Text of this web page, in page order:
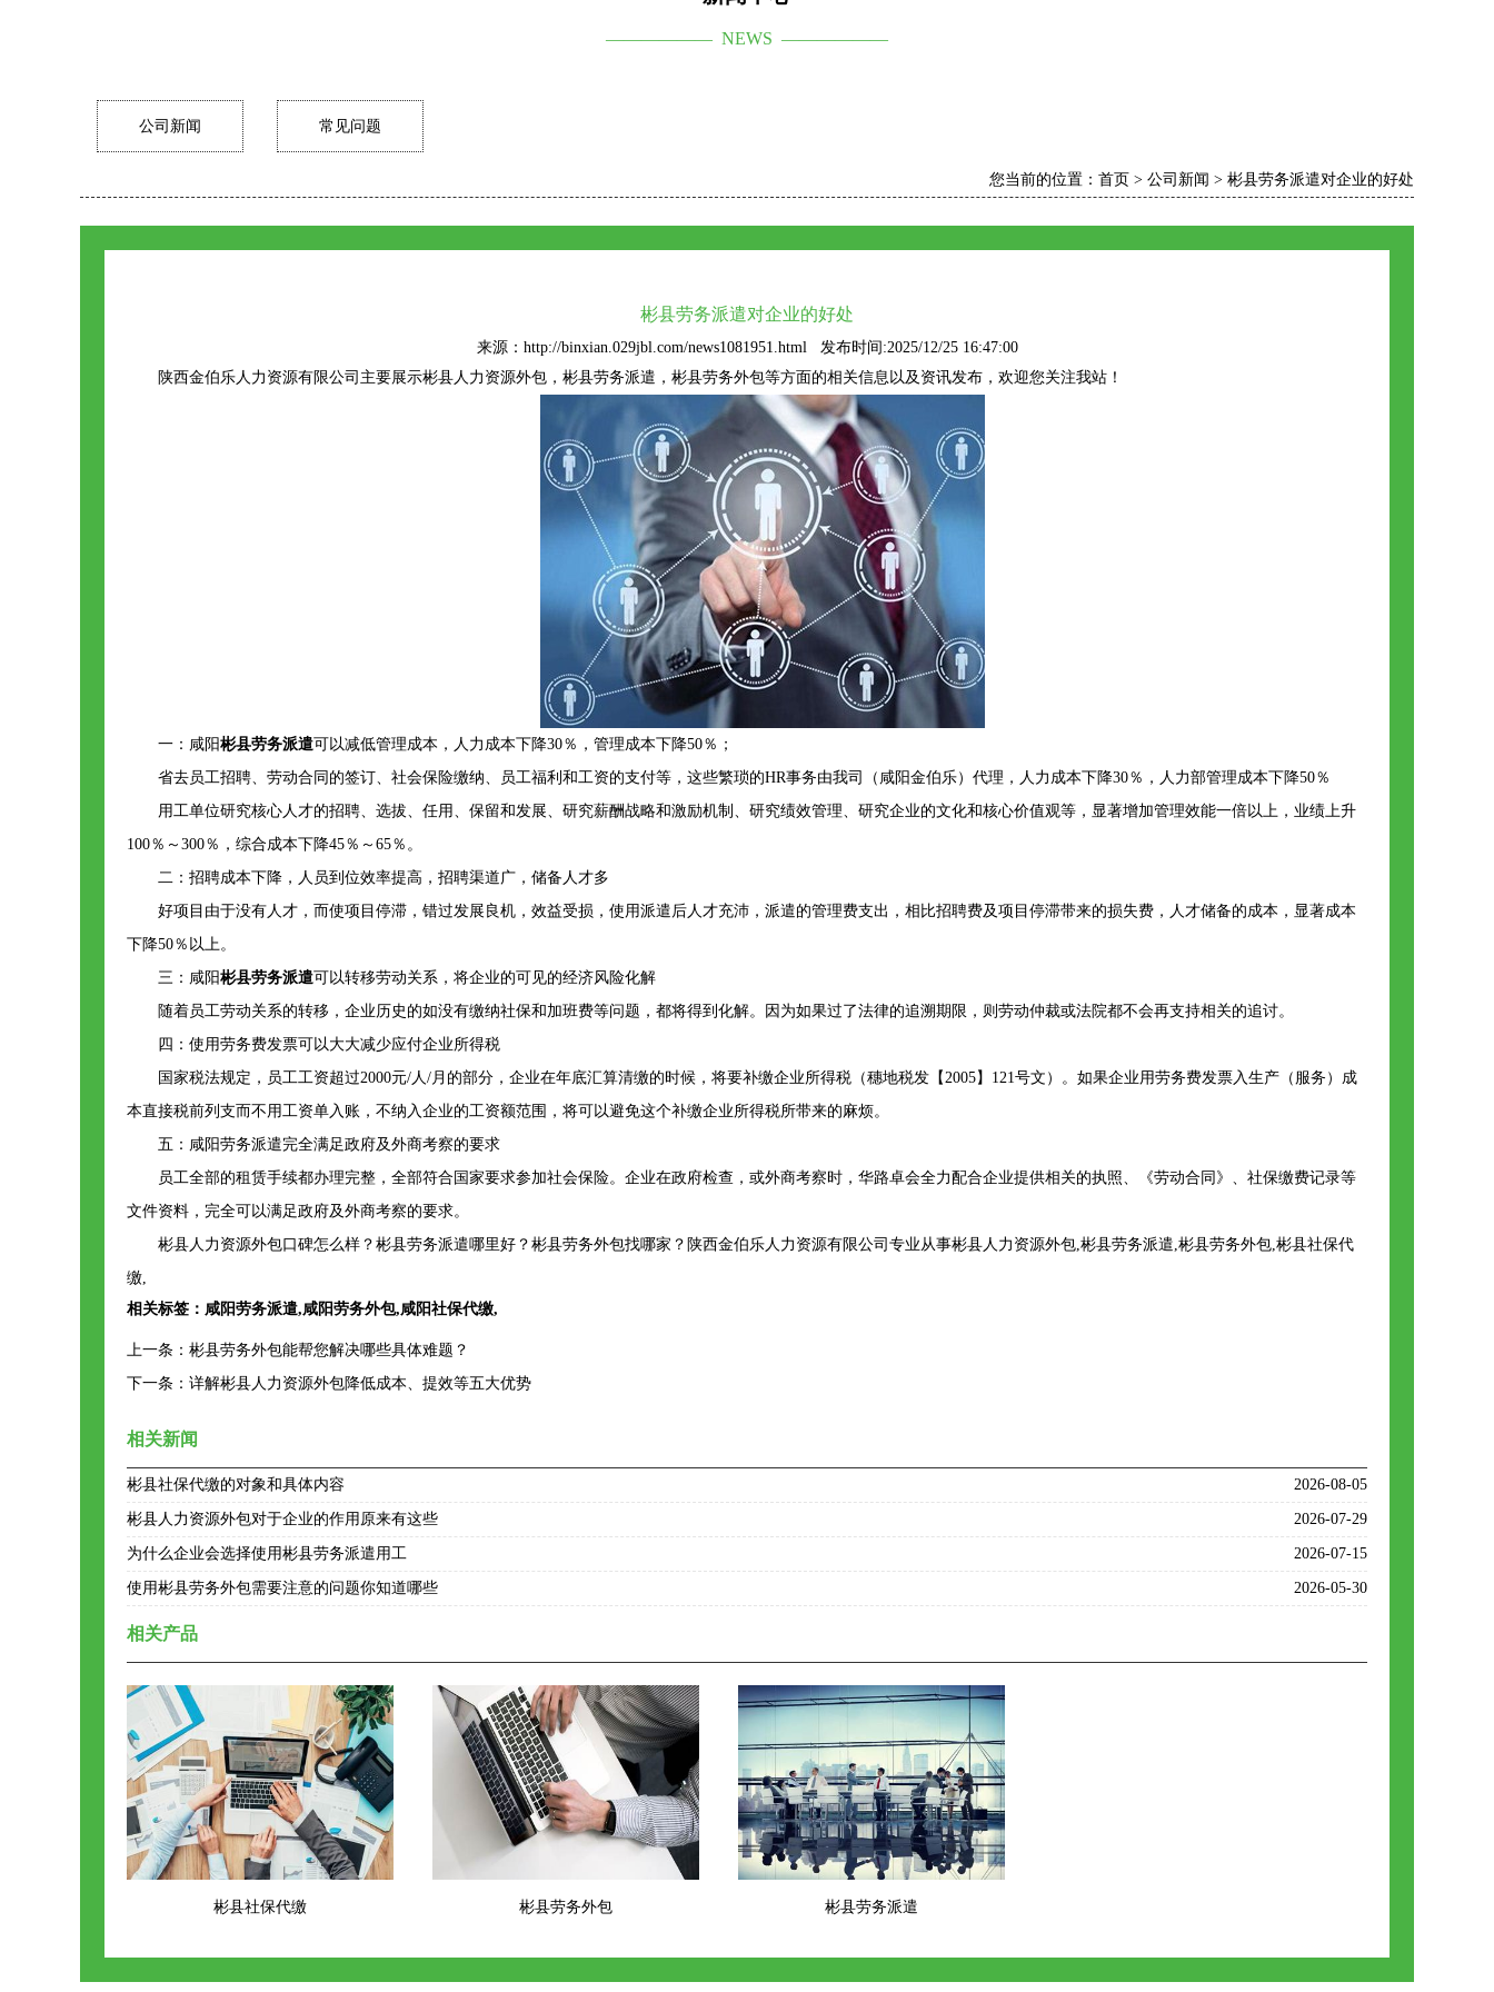
—————— NEWS ——————
公司新闻 常见问题
您当前的位置： 首页 > 公司新闻 > 彬县劳务派遣对企业的好处
彬县劳务派遣对企业的好处
来源：http://binxian.029jbl.com/news1081951.html 发布时间:2025/12/25 16:47:00
陕西金伯乐人力资源有限公司主要展示彬县人力资源外包 ，彬县劳务派遣，彬县劳务外包等方面的相关信息以及资讯发布，欢迎您关注我站！
一：咸阳彬县劳务派遣可以减低管理成本，人力成本下降30％，管理成本下降50％；
省去员工招聘、劳动合同的签订、社会保险缴纳、员工福利和工资的支付等，这些繁琐的HR事务由我司（咸阳金伯乐）代理，人力成本下降30％，人力部管理成本下降50％
用工单位研究核心人才的招聘、选拔、任用、保留和发展、研究薪酬战略和激励机制、研究绩效管理、研究企业的文化和核心价值观等，显著增加管理效能一倍以上，业绩上升
100％～300％，综合成本下降45％～65％。
二：招聘成本下降，人员到位效率提高，招聘渠道广，储备人才多
好项目由于没有人才，而使项目停滞，错过发展良机，效益受损，使用派遣后人才充沛，派遣的管理费支出，相比招聘费及项目停滞带来的损失费，人才储备的成本，显著成本
下降50％以上。
三：咸阳彬县劳务派遣可以转移劳动关系，将企业的可见的经济风险化解
随着员工劳动关系的转移，企业历史的如没有缴纳社保和加班费等问题，都将得到化解。因为如果过了法律的追溯期限，则劳动仲裁或法院都不会再支持相关的追讨。
四：使用劳务费发票可以大大减少应付企业所得税
国家税法规定，员工工资超过2000元/人/月的部分，企业在年底汇算清缴的时候，将要补缴企业所得税（穗地税发【2005】121号文）。如果企业用劳务费发票入生产（服务）成
本直接税前列支而不用工资单入账，不纳入企业的工资额范围，将可以避免这个补缴企业所得税所带来的麻烦。
五：咸阳劳务派遣完全满足政府及外商考察的要求
员工全部的租赁手续都办理完整，全部符合国家要求参加社会保险。企业在政府检查，或外商考察时，华路卓会全力配合企业提供相关的执照、《劳动合同》、社保缴费记录等
文件资料，完全可以满足政府及外商考察的要求。
彬县人力资源外包口碑怎么样？彬县劳务派遣哪里好？彬县劳务外包找哪家？陕西金伯乐人力资源有限公司专业从事彬县人力资源外包,彬县劳务派遣,彬县劳务外包,彬县社保代
缴,
相关标签： 咸阳劳务派遣,咸阳劳务外包,咸阳社保代缴,
上一条： 彬县劳务外包能帮您解决哪些具体难题？
下一条： 详解彬县人力资源外包降低成本、提效等五大优势
相关新闻
彬县社保代缴的对象和具体内容 2026-08-05
彬县人力资源外包对于企业的作用原来有这些 2026-07-29
为什么企业会选择使用彬县劳务派遣用工 2026-07-15
使用彬县劳务外包需要注意的问题你知道哪些 2026-05-30
相关产品
彬县社保代缴 彬县劳务外包 彬县劳务派遣